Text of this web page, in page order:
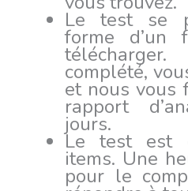
Le test se
forme d’un
complété,
et nous vous
rapport
jours.
Le test est
items. Une
pour le